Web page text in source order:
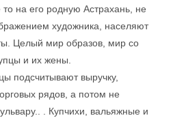
на его родную Астрахань, не
художника, населяют
Целый мир образов, мир со
и их жены.
подсчитывают выручку,
рядов, а потом не
. Купчихи, вальяжные и